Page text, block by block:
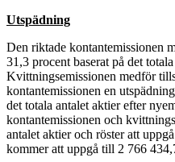
Utspädning
Den riktade kontantemissionen
31,3 procent baserat på det
Kvittningsemissionen medför
kontantemissionen en
det totala antalet aktier efter
kontantemissionen och
antalet aktier och röster att
kommer att uppgå till 2 766